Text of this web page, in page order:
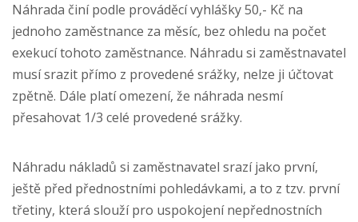
Náhrada činí podle prováděcí vyhlášky 50,- Kč na
jednoho zaměstnance za měsíc, bez ohledu na počet
exekucí tohoto zaměstnance. Náhradu si zaměstnavatel
musí srazit přímo z provedené srážky, nelze ji účtovat
zpětně. Dále platí omezení, že náhrada nesmí
přesahovat 1/3 celé provedené srážky.
Náhradu nákladů si zaměstnavatel srazí jako první,
ještě před přednostními pohledávkami, a to z tzv. první
třetiny, která slouží pro uspokojení nepřednostních